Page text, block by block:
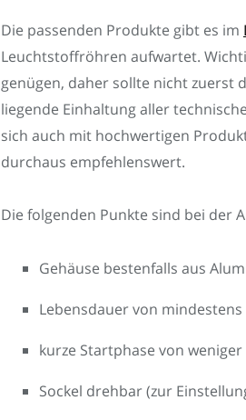
Die passenden Produkte gibt es im
Leuchtstoffröhren aufwartet.
genügen, daher sollte nicht zuerst
liegende Einhaltung aller
sich auch mit hochwertigen
durchaus empfehlenswert.
Die folgenden Punkte sind bei der
Gehäuse bestenfalls aus
Lebensdauer von mindestens
kurze Startphase von
Sockel drehbar (zur